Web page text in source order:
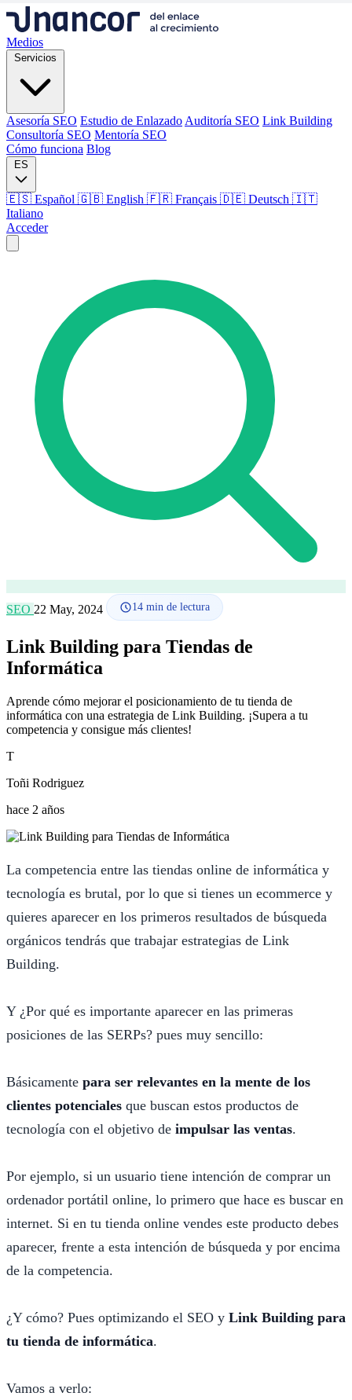
Medios
Servicios
Asesoría SEO Estudio de Enlazado Auditoría SEO Link Building
Consultoría SEO Mentoría SEO
Cómo funciona Blog
ES
🇪🇸 Español 🇬🇧 English 🇫🇷 Français 🇩🇪 Deutsch 🇮🇹
Italiano
Acceder
Asesoría SEO Estudio de Enlazado Auditoría SEO
Consultoría SEO
Cómo funciona
Idioma
🇪🇸 ES
🇬🇧 EN
Acceder
SEO 22 May, 2024 14 min de lectura
Link Building para Tiendas de
Informática
Aprende cómo mejorar el posicionamiento de tu tienda de
informática con una estrategia de Link Building. ¡Supera a tu
competencia y consigue más clientes!
T
Toñi Rodriguez
hace 2 años
La competencia entre las tiendas online de informática y
tecnología es brutal, por lo que si tienes un ecommerce y
quieres aparecer en los primeros resultados de búsqueda
orgánicos tendrás que trabajar estrategias de Link
Building.
Y ¿Por qué es importante aparecer en las primeras
posiciones de las SERPs? pues muy sencillo:
Básicamente para ser relevantes en la mente de los
clientes potenciales que buscan estos productos de
tecnología con el objetivo de impulsar las ventas.
Por ejemplo, si un usuario tiene intención de comprar un
ordenador portátil online, lo primero que hace es buscar en
internet. Si en tu tienda online vendes este producto debes
aparecer, frente a esta intención de búsqueda y por encima
de la competencia.
¿Y cómo? Pues optimizando el SEO y Link Building para
tu tienda de informática.
Vamos a verlo: